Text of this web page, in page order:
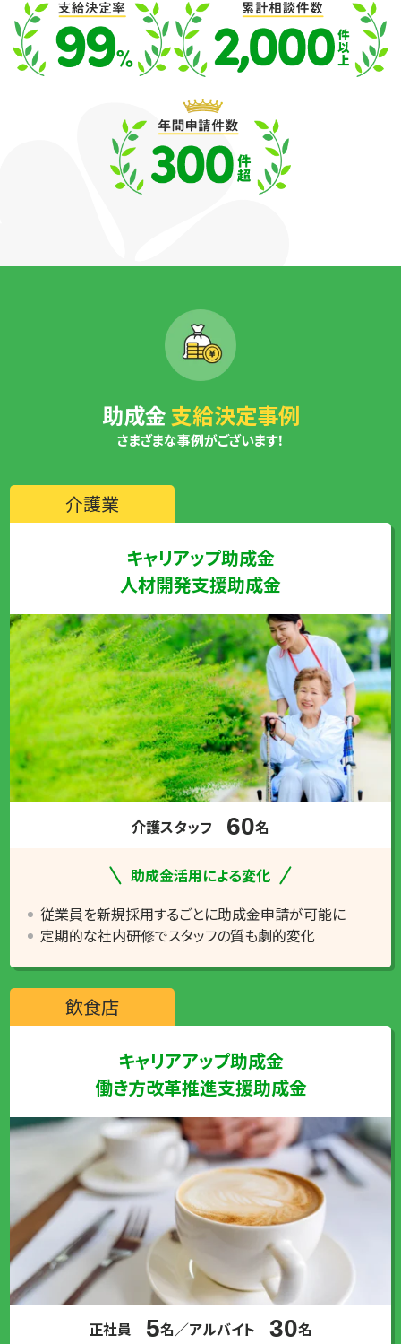
助成金支給決定事例
さまざまな事例がございます！
介護業
キャリアップ助成金
人材開発支援助成金
介護スタッフ 60名
助成金活用による変化
従業員を新規採用するごとに助成金申請が可能に
定期的な社内研修でスタッフの質も劇的変化
飲食店
キャリアアップ助成金
働き方改革推進支援助成金
正社員 5名／アルバイト 30名